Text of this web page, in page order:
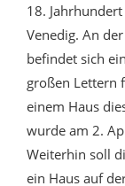
18.
Venedig. An
befindet sich
großen Lettern
einem Haus
wurde am 2.
Weiterhin soll
ein Haus auf